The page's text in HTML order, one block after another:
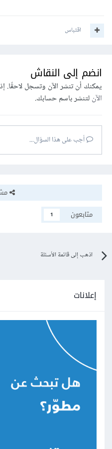
اقتباس
انضم إلى النقاش
يمكنك أن تنشر الآن وتسجل لاحقًا.
الآنلتنشر باسم حسابك.
أجب على هذا السؤال...
متابعون
1
اذهب إلى قائمة الأسئلة
إعلانات